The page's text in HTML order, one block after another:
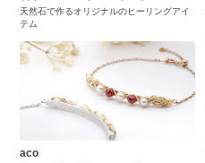
天然石で作るオリジナルのヒーリングアイ
テム
aco